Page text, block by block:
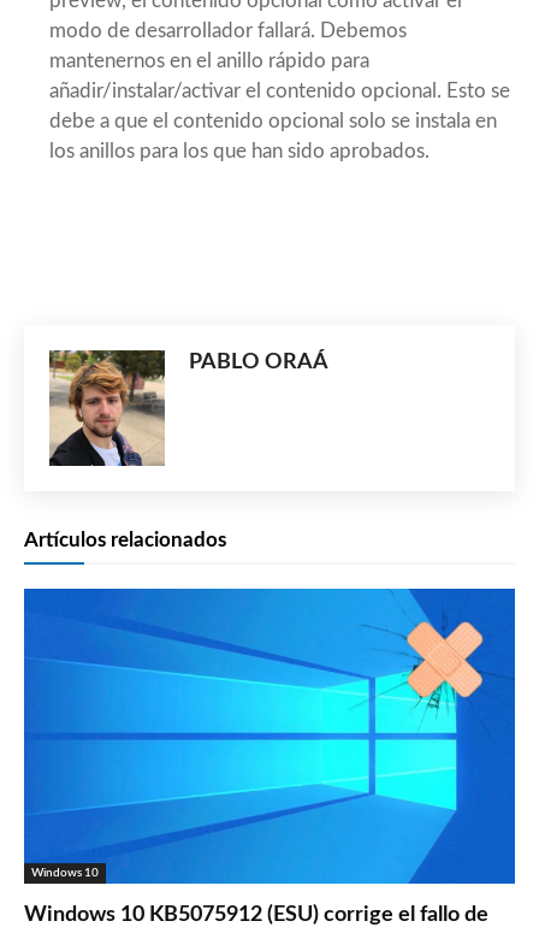
modo de desarrollador fallará. Debemos
mantenernos en el anillo rápido para
añadir/instalar/activar el contenido opcional. Esto se
debe a que el contenido opcional solo se instala en
los anillos para los que han sido aprobados.
PABLO ORAÁ
Artículos relacionados
Windows 10
Windows 10 KB5075912 (ESU) corrige el fallo de